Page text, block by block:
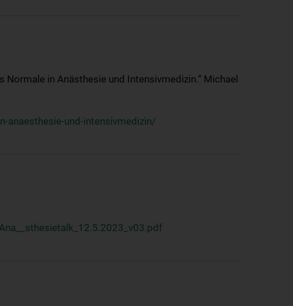
in Anästhesie und Intensivmedizin.“ Michael
anaesthesie-und-intensivmedizin/